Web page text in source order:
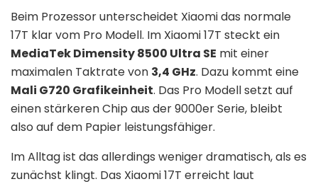
Beim Prozessor unterscheidet Xiaomi das normale
17T klar vom Pro Modell. Im Xiaomi 17T steckt ein
MediaTek Dimensity 8500 Ultra SE mit einer
maximalen Taktrate von 3,4 GHz. Dazu kommt eine
Mali G720 Grafikeinheit. Das Pro Modell setzt auf
einen stärkeren Chip aus der 9000er Serie, bleibt
also auf dem Papier leistungsfähiger.
Im Alltag ist das allerdings weniger dramatisch, als es
zunächst klingt. Das Xiaomi 17T erreicht laut